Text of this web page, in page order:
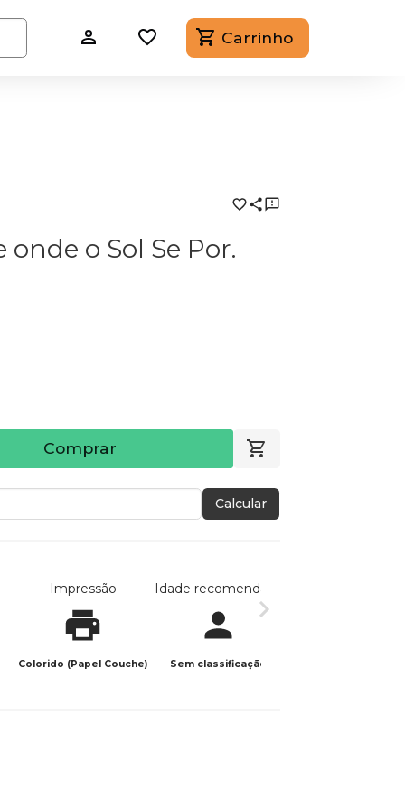
Carrinho
o Sol Se Por.
Comprar
Calcular
Impressão
Colorido (Papel Couche)
Idade recomendada
Sem classificação